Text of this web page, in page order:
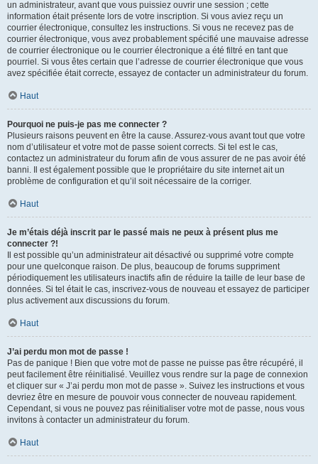
un administrateur, avant que vous puissiez ouvrir une session ; cette
information était présente lors de votre inscription. Si vous aviez reçu un
courrier électronique, consultez les instructions. Si vous ne recevez pas de
courrier électronique, vous avez probablement spécifié une mauvaise adresse
de courrier électronique ou le courrier électronique a été filtré en tant que
pourriel. Si vous êtes certain que l’adresse de courrier électronique que vous
avez spécifiée était correcte, essayez de contacter un administrateur du forum.
Haut
Pourquoi ne puis-je pas me connecter ?
Plusieurs raisons peuvent en être la cause. Assurez-vous avant tout que votre
nom d’utilisateur et votre mot de passe soient corrects. Si tel est le cas,
contactez un administrateur du forum afin de vous assurer de ne pas avoir été
banni. Il est également possible que le propriétaire du site internet ait un
problème de configuration et qu’il soit nécessaire de la corriger.
Haut
Je m’étais déjà inscrit par le passé mais ne peux à présent plus me
connecter ?!
Il est possible qu’un administrateur ait désactivé ou supprimé votre compte
pour une quelconque raison. De plus, beaucoup de forums suppriment
périodiquement les utilisateurs inactifs afin de réduire la taille de leur base de
données. Si tel était le cas, inscrivez-vous de nouveau et essayez de participer
plus activement aux discussions du forum.
Haut
J’ai perdu mon mot de passe !
Pas de panique ! Bien que votre mot de passe ne puisse pas être récupéré, il
peut facilement être réinitialisé. Veuillez vous rendre sur la page de connexion
et cliquer sur « J’ai perdu mon mot de passe ». Suivez les instructions et vous
devriez être en mesure de pouvoir vous connecter de nouveau rapidement.
Cependant, si vous ne pouvez pas réinitialiser votre mot de passe, nous vous
invitons à contacter un administrateur du forum.
Haut